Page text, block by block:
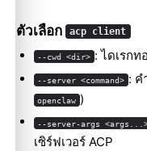
ตัวเลือก acp client
--cwd <dir> : ไดเรกท
--server <command> : ค
openclaw )
--server-args
เซิร์ฟเวอร์ ACP